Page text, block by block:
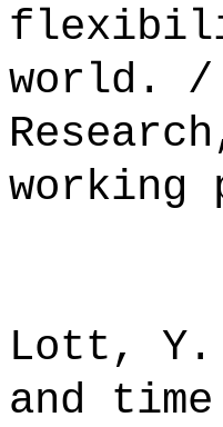
world. /
working
Lott, Y.
and